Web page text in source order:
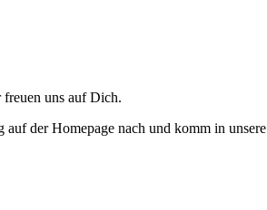
freuen uns auf Dich.
der Homepage nach und komm in unsere